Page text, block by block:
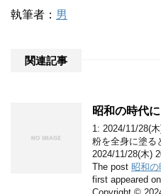
執筆者： 男
関連記事
昭和の時代
1: 2024/11/28(
粉を全身に塗る
2024/11/28(木)
The post 昭和の
first appeared on